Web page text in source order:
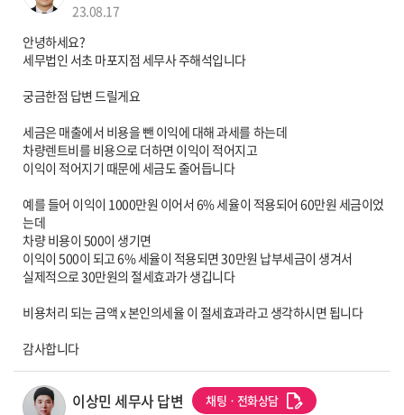
23.08.17
안녕하세요?
세무법인 서초 마포지점 세무사 주해석입니다
궁금한점 답변 드릴게요
세금은 매출에서 비용을 뺀 이익에 대해 과세를 하는데
차량렌트비를 비용으로 더하면 이익이 적어지고
이익이 적어지기 때문에 세금도 줄어듭니다
예를 들어 이익이 1000만원 이어서 6% 세율이 적용되어 60만원 세금이었
는데
차량 비용이 500이 생기면
이익이 500이 되고 6% 세율이 적용되면 30만원 납부세금이 생겨서
실제적으로 30만원의 절세효과가 생깁니다
비용처리 되는 금액 x 본인의세율 이 절세효과라고 생각하시면 됩니다
감사합니다
세무사 프로필 이미지
이상민 세무사 답변 채팅ㆍ전화상담